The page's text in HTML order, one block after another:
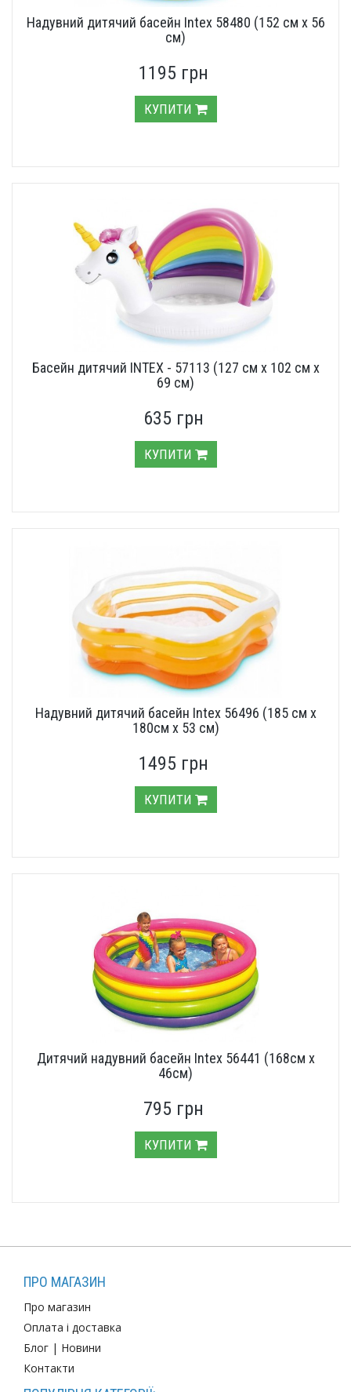
Надувний дитячий басейн Intex 58480 (152 см х 56
см)
1195 грн
КУПИТИ
Басейн дитячий INTEX - 57113 (127 см х 102 см х
69 см)
635 грн
КУПИТИ
Надувний дитячий басейн Intex 56496 (185 см х
180см х 53 см)
1495 грн
КУПИТИ
Дитячий надувний басейн Intex 56441 (168см х
46см)
795 грн
КУПИТИ
ПРО МАГАЗИН
Про магазин
Оплата і доставка
Блог | Новини
Контакти